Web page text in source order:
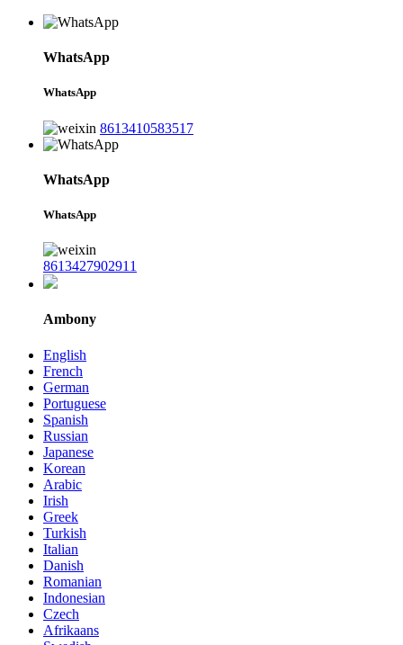
WhatsApp
WhatsApp
8613410583517
WhatsApp
WhatsApp
8613427902911
Ambony
English
French
German
Portuguese
Spanish
Russian
Japanese
Korean
Arabic
Irish
Greek
Turkish
Italian
Danish
Romanian
Indonesian
Czech
Afrikaans